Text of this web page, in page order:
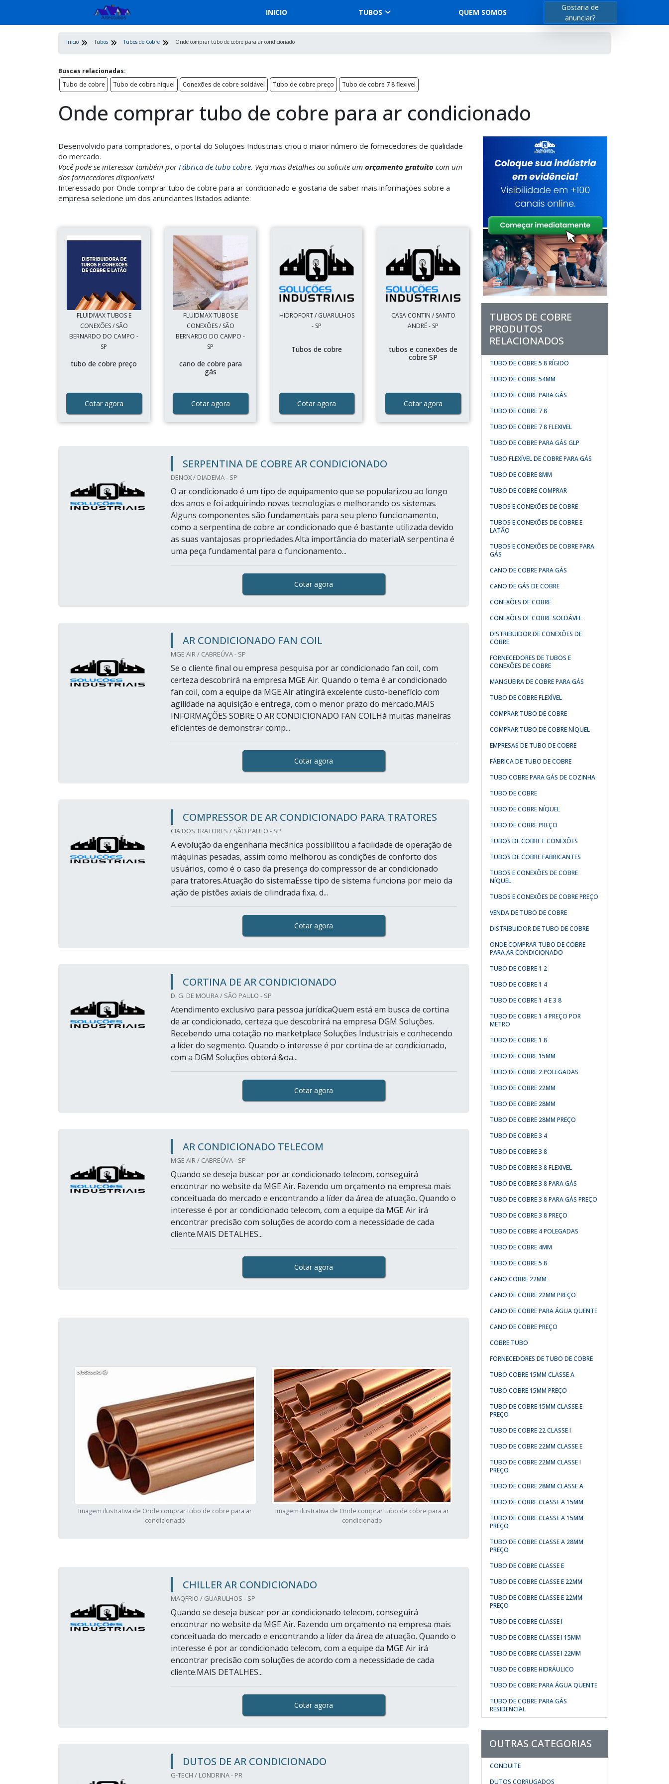
INICIO TUBOS QUEM SOMOS
Gostaria de
anunciar?
Início Tubos Tubos de Cobre Onde comprar tubo de cobre para ar condicionado
Buscas relacionadas:
Tubo de cobre
Tubo de cobre níquel Conexões de cobre soldável Tubo de cobre preço Tubo de cobre 7 8 flexivel
Onde comprar tubo de cobre para ar condicionado
Desenvolvido para compradores, o portal do Soluções Industriais criou o maior número de fornecedores de qualidade
do mercado.
Você pode se interessar também porFábrica de tubo cobre. Veja mais detalhes ou solicite um orçamento gratuito com um
dos fornecedores disponíveis!
Interessado por Onde comprar tubo de cobre para ar condicionado e gostaria de saber mais informações sobre a
empresa selecione um dos anunciantes listados adiante:
FLUIDMAX TUBOS E
CONEXÕES / SÃO
BERNARDO DO CAMPO -
SP
tubo de cobre preço
Cotar agora
FLUIDMAX TUBOS E
CONEXÕES / SÃO
BERNARDO DO CAMPO -
SP
cano de cobre para
gás
Cotar agora
HIDROFORT / GUARULHOS
- SP
Tubos de cobre
Cotar agora
CASA CONTIN / SANTO
ANDRÉ - SP
tubos e conexões de
cobre SP
Cotar agora
SERPENTINA DE COBRE AR CONDICIONADO
DENOX / DIADEMA - SP
O ar condicionado é um tipo de equipamento que se popularizou ao longo
dos anos e foi adquirindo novas tecnologias e melhorando os sistemas.
Alguns componentes são fundamentais para seu pleno funcionamento,
como a serpentina de cobre ar condicionado que é bastante utilizada devido
as suas vantajosas propriedades.Alta importância do materialA serpentina é
uma peça fundamental para o funcionamento...
Cotar agora
AR CONDICIONADO FAN COIL
MGE AIR / CABREÚVA - SP
Se o cliente final ou empresa pesquisa por ar condicionado fan coil, com
certeza descobrirá na empresa MGE Air. Quando o tema é ar condicionado
fan coil, com a equipe da MGE Air atingirá excelente custo-benefício com
agilidade na aquisição e entrega, com o menor prazo do mercado.MAIS
INFORMAÇÕES SOBRE O AR CONDICIONADO FAN COILHá muitas maneiras
eficientes de demonstrar comp...
Cotar agora
COMPRESSOR DE AR CONDICIONADO PARA TRATORES
CIA DOS TRATORES / SÃO PAULO - SP
A evolução da engenharia mecânica possibilitou a facilidade de operação de
máquinas pesadas, assim como melhorou as condições de conforto dos
usuários, como é o caso da presença do compressor de ar condicionado
para tratores.Atuação do sistemaEsse tipo de sistema funciona por meio da
ação de pistões axiais de cilindrada fixa, d...
Cotar agora
CORTINA DE AR CONDICIONADO
D. G. DE MOURA / SÃO PAULO - SP
Atendimento exclusivo para pessoa jurídicaQuem está em busca de cortina
de ar condicionado, certeza que descobrirá na empresa DGM Soluções.
Recebendo uma cotação no marketplace Soluções Industriais e conhecendo
a líder do segmento. Quando o interesse é por cortina de ar condicionado,
com a DGM Soluções obterá &oa...
Cotar agora
AR CONDICIONADO TELECOM
MGE AIR / CABREÚVA - SP
Quando se deseja buscar por ar condicionado telecom, conseguirá
encontrar no website da MGE Air. Fazendo um orçamento na empresa mais
conceituada do mercado e encontrando a líder da área de atuação. Quando o
interesse é por ar condicionado telecom, com a equipe da MGE Air irá
encontrar precisão com soluções de acordo com a necessidade de cada
cliente.MAIS DETALHES...
Cotar agora
Imagem ilustrativa de Onde comprar tubo de cobre para ar
condicionado
Imagem ilustrativa de Onde comprar tubo de cobre para ar
condicionado
CHILLER AR CONDICIONADO
MAQFRIO / GUARULHOS - SP
Quando se deseja buscar por ar condicionado telecom, conseguirá
encontrar no website da MGE Air. Fazendo um orçamento na empresa mais
conceituada do mercado e encontrando a líder da área de atuação. Quando o
interesse é por ar condicionado telecom, com a equipe da MGE Air irá
encontrar precisão com soluções de acordo com a necessidade de cada
cliente.MAIS DETALHES...
Cotar agora
DUTOS DE AR CONDICIONADO
G-TECH / LONDRINA - PR
TUBOS DE COBRE
PRODUTOS
RELACIONADOS
TUBO DE COBRE 5 8 RÍGIDO
TUBO DE COBRE 54MM
TUBO DE COBRE PARA GÁS
TUBO DE COBRE 7 8
TUBO DE COBRE 7 8 FLEXIVEL
TUBO DE COBRE PARA GÁS GLP
TUBO FLEXÍVEL DE COBRE PARA GÁS
TUBO DE COBRE 8MM
TUBO DE COBRE COMPRAR
TUBOS E CONEXÕES DE COBRE
TUBOS E CONEXÕES DE COBRE E
LATÃO
TUBOS E CONEXÕES DE COBRE PARA
GÁS
CANO DE COBRE PARA GÁS
CANO DE GÁS DE COBRE
CONEXÕES DE COBRE
CONEXÕES DE COBRE SOLDÁVEL
DISTRIBUIDOR DE CONEXÕES DE
COBRE
FORNECEDORES DE TUBOS E
CONEXÕES DE COBRE
MANGUEIRA DE COBRE PARA GÁS
TUBO DE COBRE FLEXÍVEL
COMPRAR TUBO DE COBRE
COMPRAR TUBO DE COBRE NÍQUEL
EMPRESAS DE TUBO DE COBRE
FÁBRICA DE TUBO DE COBRE
TUBO COBRE PARA GÁS DE COZINHA
TUBO DE COBRE
TUBO DE COBRE NÍQUEL
TUBO DE COBRE PREÇO
TUBOS DE COBRE E CONEXÕES
TUBOS DE COBRE FABRICANTES
TUBOS E CONEXÕES DE COBRE
NÍQUEL
TUBOS E CONEXÕES DE COBRE PREÇO
VENDA DE TUBO DE COBRE
DISTRIBUIDOR DE TUBO DE COBRE
ONDE COMPRAR TUBO DE COBRE
PARA AR CONDICIONADO
TUBO DE COBRE 1 2
TUBO DE COBRE 1 4
TUBO DE COBRE 1 4 E 3 8
TUBO DE COBRE 1 4 PREÇO POR
METRO
TUBO DE COBRE 1 8
TUBO DE COBRE 15MM
TUBO DE COBRE 2 POLEGADAS
TUBO DE COBRE 22MM
TUBO DE COBRE 28MM
TUBO DE COBRE 28MM PREÇO
TUBO DE COBRE 3 4
TUBO DE COBRE 3 8
TUBO DE COBRE 3 8 FLEXIVEL
TUBO DE COBRE 3 8 PARA GÁS
TUBO DE COBRE 3 8 PARA GÁS PREÇO
TUBO DE COBRE 3 8 PREÇO
TUBO DE COBRE 4 POLEGADAS
TUBO DE COBRE 4MM
TUBO DE COBRE 5 8
CANO COBRE 22MM
CANO DE COBRE 22MM PREÇO
CANO DE COBRE PARA ÁGUA QUENTE
CANO DE COBRE PREÇO
COBRE TUBO
FORNECEDORES DE TUBO DE COBRE
TUBO COBRE 15MM CLASSE A
TUBO COBRE 15MM PREÇO
TUBO DE COBRE 15MM CLASSE E
PREÇO
TUBO DE COBRE 22 CLASSE I
TUBO DE COBRE 22MM CLASSE E
TUBO DE COBRE 22MM CLASSE I
PREÇO
TUBO DE COBRE 28MM CLASSE A
TUBO DE COBRE CLASSE A 15MM
TUBO DE COBRE CLASSE A 15MM
PREÇO
TUBO DE COBRE CLASSE A 28MM
PREÇO
TUBO DE COBRE CLASSE E
TUBO DE COBRE CLASSE E 22MM
TUBO DE COBRE CLASSE E 22MM
PREÇO
TUBO DE COBRE CLASSE I
TUBO DE COBRE CLASSE I 15MM
TUBO DE COBRE CLASSE I 22MM
TUBO DE COBRE HIDRÁULICO
TUBO DE COBRE PARA ÁGUA QUENTE
TUBO DE COBRE PARA GÁS
RESIDENCIAL
OUTRAS CATEGORIAS
CONDUITE
DUTOS CORRUGADOS